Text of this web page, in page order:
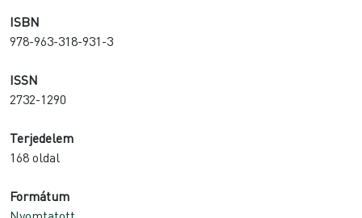
ISBN
978-963-318-931-3
ISSN
2732-1290
Terjedelem
168 oldal
Formátum